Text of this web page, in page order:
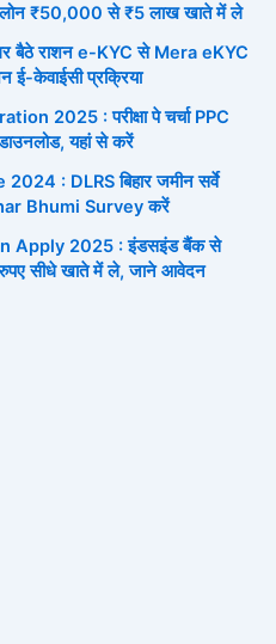
₹50,000 से ₹5 लाख खाते में ले
बैठे राशन e-KYC से Mera eKYC
ई-केवाईसी प्रक्रिया
2025 : परीक्षा पे चर्चा PPC
यहां से करें
: DLRS बिहार जमीन सर्वे
Bhumi Survey करें
Apply 2025 : इंडसइंड बैंक से
सीधे खाते में ले, जाने आवेदन